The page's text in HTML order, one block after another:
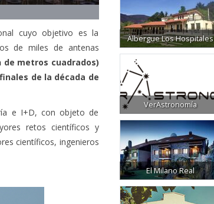
cuyo objetivo es la
de miles de antenas
metros cuadrados)
finales de la década de
e I+D, con objeto de
retos científicos y
científicos, ingenieros
Albergue Los Hospitales
VerAstronomía
El Milano Real